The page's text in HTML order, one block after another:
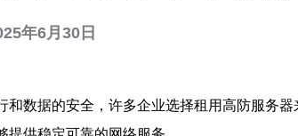
年6月30日
数据的安全，许多企业选择租用高防服务